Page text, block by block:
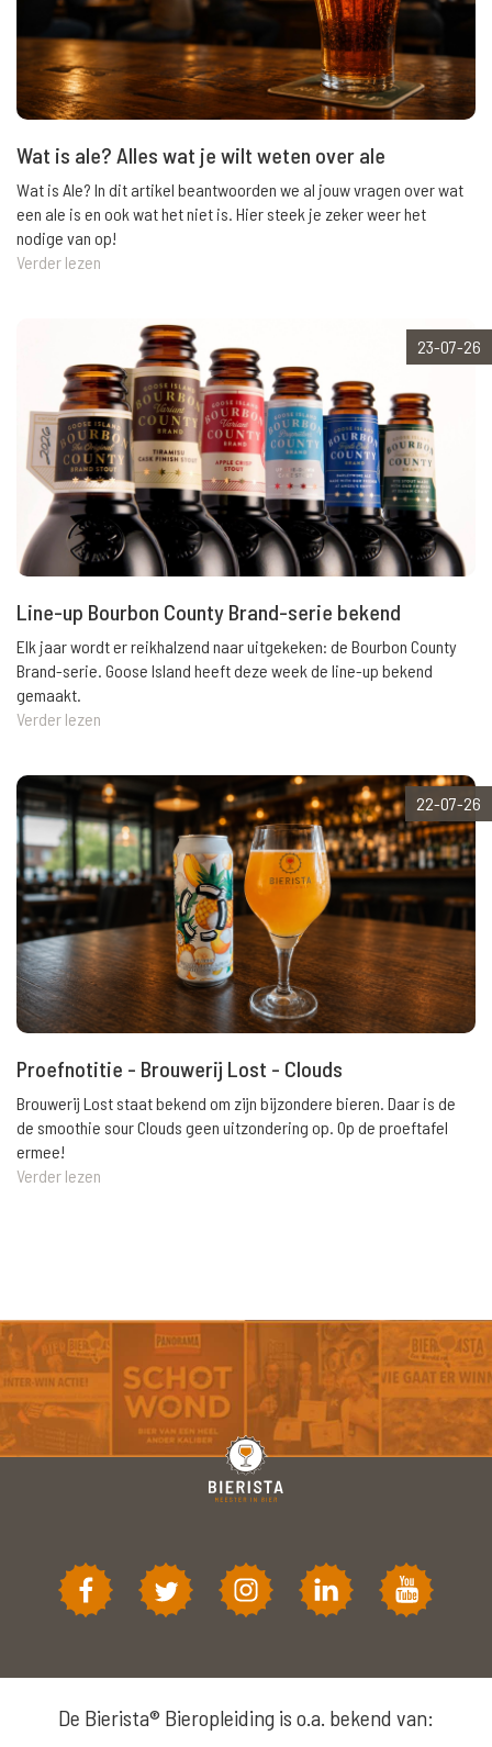
Wat is ale? Alles wat je wilt weten over ale
Wat is Ale? In dit artikel beantwoorden we al jouw vragen over wat
een ale is en ook wat het niet is. Hier steek je zeker weer het
nodige van op!
Verder lezen
23-07-26
Line-up Bourbon County Brand-serie bekend
Elk jaar wordt er reikhalzend naar uitgekeken: de Bourbon County
Brand-serie. Goose Island heeft deze week de line-up bekend
gemaakt.
Verder lezen
22-07-26
Proefnotitie - Brouwerij Lost - Clouds
Brouwerij Lost staat bekend om zijn bijzondere bieren. Daar is de
de smoothie sour Clouds geen uitzondering op. Op de proeftafel
ermee!
Verder lezen
De Bierista® Bieropleiding is o.a. bekend van: